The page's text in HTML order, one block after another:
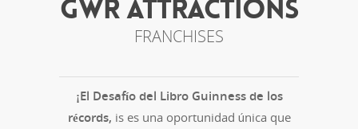
GWR ATTRACTIONS
FRANCHISES
¡El Desafío del Libro Guinness de los
récords, is es una oportunidad única que